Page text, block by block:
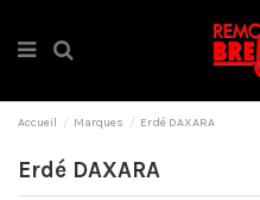
Accueil Marques Erdé DAXARA
Erdé DAXARA